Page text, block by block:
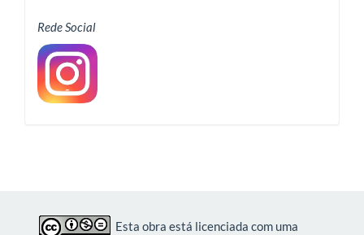
Rede Social
Esta obra está licenciada com uma